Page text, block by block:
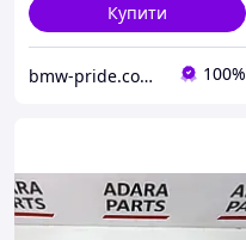
Купити
bmw-pride.com.ua 100%